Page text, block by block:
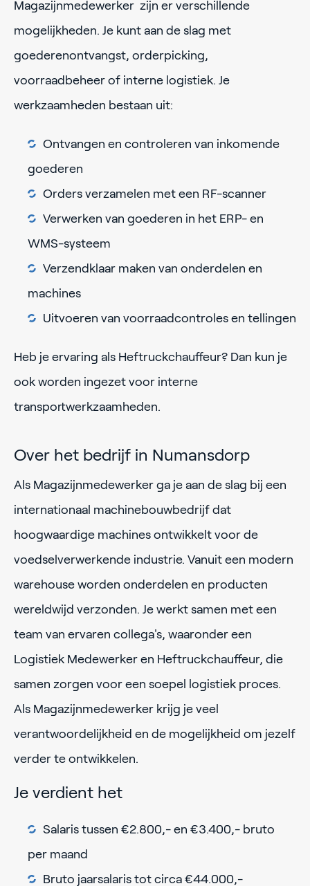
Magazijnmedewerker zijn er verschillende
mogelijkheden. Je kunt aan de slag met
goederenontvangst, orderpicking,
voorraadbeheer of interne logistiek. Je
werkzaamheden bestaan uit:
Ontvangen en controleren van inkomende
goederen
Orders verzamelen met een RF-scanner
Verwerken van goederen in het ERP- en
WMS-systeem
Verzendklaar maken van onderdelen en
machines
Uitvoeren van voorraadcontroles en tellingen
Heb je ervaring als Heftruckchauffeur? Dan kun je
ook worden ingezet voor interne
transportwerkzaamheden.
Over het bedrijf in Numansdorp
Als Magazijnmedewerker ga je aan de slag bij een
internationaal machinebouwbedrijf dat
hoogwaardige machines ontwikkelt voor de
voedselverwerkende industrie. Vanuit een modern
warehouse worden onderdelen en producten
wereldwijd verzonden. Je werkt samen met een
team van ervaren collega's, waaronder een
Logistiek Medewerker en Heftruckchauffeur, die
samen zorgen voor een soepel logistiek proces.
Als Magazijnmedewerker krijg je veel
verantwoordelijkheid en de mogelijkheid om jezelf
verder te ontwikkelen.
Je verdient het
Salaris tussen €2.800,- en €3.400,- bruto
per maand
Bruto jaarsalaris tot circa €44.000,-